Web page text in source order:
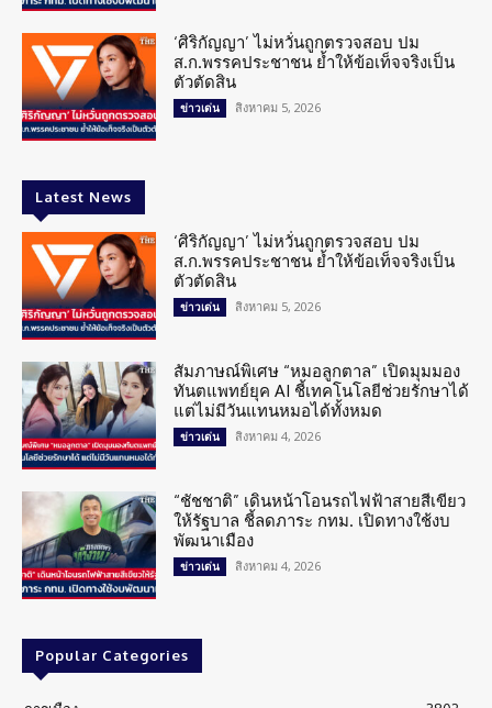
‘ศิริกัญญา’ ไม่หวั่นถูกตรวจสอบ ปม
ส.ก.พรรคประชาชน ย้ำให้ข้อเท็จจริงเป็น
ตัวตัดสิน
ข่าวเด่น สิงหาคม 5, 2026
Latest News
‘ศิริกัญญา’ ไม่หวั่นถูกตรวจสอบ ปม
ส.ก.พรรคประชาชน ย้ำให้ข้อเท็จจริงเป็น
ตัวตัดสิน
ข่าวเด่น สิงหาคม 5, 2026
สัมภาษณ์พิเศษ “หมอลูกตาล” เปิดมุมมอง
ทันตแพทย์ยุค AI ชี้เทคโนโลยีช่วยรักษาได้
แต่ไม่มีวันแทนหมอได้ทั้งหมด
ข่าวเด่น สิงหาคม 4, 2026
“ชัชชาติ” เดินหน้าโอนรถไฟฟ้าสายสีเขียว
ให้รัฐบาล ชี้ลดภาระ กทม. เปิดทางใช้งบ
พัฒนาเมือง
ข่าวเด่น สิงหาคม 4, 2026
Popular Categories